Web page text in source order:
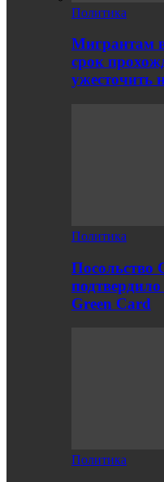
Политика
Мигрантам
срок
ужесточить
Политика
Green Card
Политика